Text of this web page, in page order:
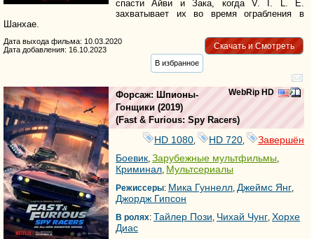
спасти Айви и Зака, когда V. I. L. E.
захватывает их во время ограбления в
Шанхае.
Скачать и Смотреть
Дата выхода фильма: 10.03.2020
Дата добавления: 16.10.2023
В избранное
WebRip HD
Форсаж: Шпионы-
Гонщики (2019)
(Fast & Furious: Spy Racers)
HD 1080 HD 720
Завершён
Боевик, Зарубежные мультфильмы,
Криминал, Мультсериалы
Режиссеры: Мика Гуннелл, Джеймс Янг,
Джордж Гипсон
В ролях: Тайлер Пози, Чихай Чунг, Хорхе
Диас